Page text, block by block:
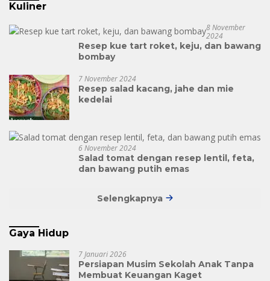
Kuliner
8 November
2024
Resep kue tart roket, keju, dan bawang
bombay
7 November 2024
Resep salad kacang, jahe dan mie
kedelai
6 November 2024
Salad tomat dengan resep lentil, feta,
dan bawang putih emas
Selengkapnya
Gaya Hidup
7 Januari 2026
Persiapan Musim Sekolah Anak Tanpa
Membuat Keuangan Kaget